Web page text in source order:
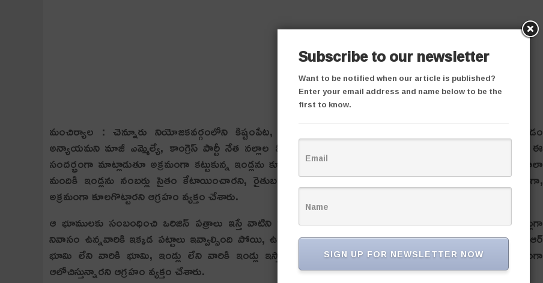
మంచిర్యాల : చెన్నూరు నియోజ‌క‌వ‌ర్గంలోని కిష్టంపేట‌, బావురావుపేట గ్రామాల్లోని కొంద‌రు పేద‌ల ఇండ్ల‌ను కూల్చివేయ‌డం
అన్యాయ‌మ‌ని మాజీ ఎమ్మెల్యే, కాంగ్రెస్ పార్టీ నేత న‌ల్లాల ఓదెలు స్ప‌ష్టం చేశారు. ఆయ‌న కూల్చిన ఇండ్ల‌ను ప‌రిశీలించారు. ఈ
సంద‌ర్భంగా మాట్లాడుతూ అక్ర‌మంగా క‌ట్టుకున్న ఇండ్ల‌ను కూల్చివేశామ‌ని అధికారులు చెప్ప‌డం హాస్యాస్ప‌ద‌మ‌న్నారు. వారిలో చాలా
మందికి ఇండ్ల‌ను నంబ‌ర్లు సైతం కేటాయించార‌ని, రైతుబంధు సైతం వ‌స్తోంద‌ని అన్నారు. ఇవ‌న్నీ ఉన్న‌ప్ప‌టికీ అన్యాయంగా,
అక్ర‌మంగా కూలగొట్టార‌ని ఆగ్ర‌హం వ్య‌క్తం చేశారు.
ఆ భూముల‌కు సంబంధించి ఒరిజిన్ ప‌త్రాలు ఇస్తే వాటిని కాల‌బెట్టార‌ని దుయ్య‌బ‌ట్టారు. జీవో 58,59 ప్ర‌కారం ఎన్నో ఏండ్లుగా
నివాసం ఉన్న‌వారికి ఇక్క‌డ ప‌ట్టాలు ఇవ్వాల్సింది పోయి, ఉన్న వాటిని కూల‌గొట్ట‌డం ఏమిట‌ని ప్ర‌శ్నించారు. ముఖ్య‌మంత్రి కేసీఆర్
భూమి లేని వారికి భూమి, ఇండ్లు లేని వారికి ఇండ్లు ఇస్తామ‌ని ఆలోచిస్తున్నార‌ని.. మ‌రి ఆయ‌న ఎమ్మెల్యేలు దానికి భిన్నంగా
ఆలోచిస్తున్నార‌ని ఆగ్ర‌హం వ్య‌క్తం చేశారు.
Subscribe to our newsletter
Want to be notified when our article is published?
Enter your email address and name below to be the
first to know.
SIGN UP FOR NEWSLETTER NOW